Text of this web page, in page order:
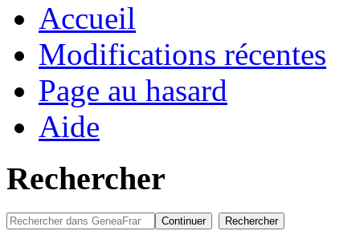
Accueil
Modifications récentes
Page au hasard
Aide
Rechercher